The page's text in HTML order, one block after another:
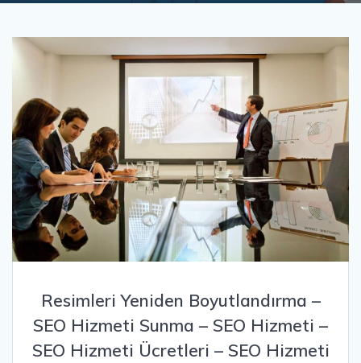
Resimleri Yeniden Boyutlandırma –
SEO Hizmeti Sunma – SEO Hizmeti –
SEO Hizmeti Ücretleri – SEO Hizmeti